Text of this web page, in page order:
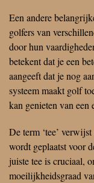
Een andere
golfers van
door hun
betekent dat je een
aangeeft dat je nog
systeem maakt golf
kan genieten van
De term ‘tee’
wordt geplaatst voor
juiste tee is cruciaal,
moeilijkheidsgraad